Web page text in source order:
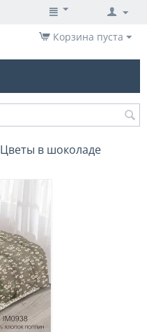
Корзина пуста
Цветы в шоколаде